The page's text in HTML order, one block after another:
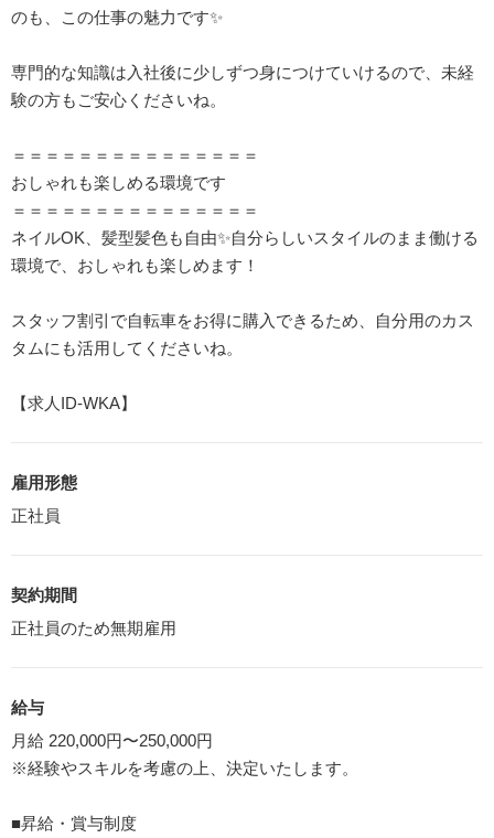
のも、この仕事の魅力です✨
専門的な知識は入社後に少しずつ身につけていけるので、未経
験の方もご安心くださいね。
＝＝＝＝＝＝＝＝＝＝＝＝＝＝＝
おしゃれも楽しめる環境です
＝＝＝＝＝＝＝＝＝＝＝＝＝＝＝
ネイルOK、髪型髪色も自由✨自分らしいスタイルのまま働ける
環境で、おしゃれも楽しめます！
スタッフ割引で自転車をお得に購入できるため、自分用のカス
タムにも活用してくださいね。
【求人ID-WKA】
雇用形態
正社員
契約期間
正社員のため無期雇用
給与
月給 220,000円〜250,000円
※経験やスキルを考慮の上、決定いたします。
■昇給・賞与制度